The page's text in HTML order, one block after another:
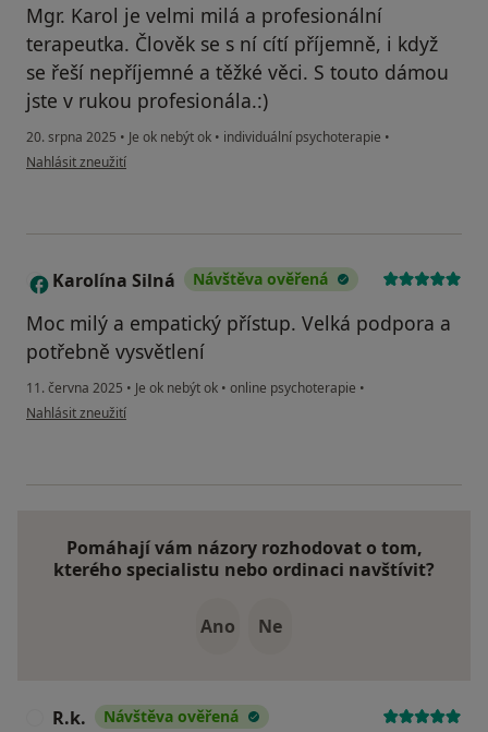
Mgr. Karol je velmi milá a profesionální
terapeutka. Člověk se s ní cítí příjemně, i když
se řeší nepříjemné a těžké věci. S touto dámou
jste v rukou profesionála.:)
20. srpna 2025 • Je ok nebýt ok • individuální psychoterapie •
podle názoru uživatele Zuzana
Nahlásit zneužití
K Karolína Silná Návštěva ověřená
Moc milý a empatický přístup. Velká podpora a
potřebně vysvětlení
11. června 2025 • Je ok nebýt ok • online psychoterapie •
podle názoru uživatele Karolína Silná
Nahlásit zneužití
Pomáhají vám názory rozhodovat o tom,
kterého specialistu nebo ordinaci navštívit?
Ano Ne
R.k. Návštěva ověřená